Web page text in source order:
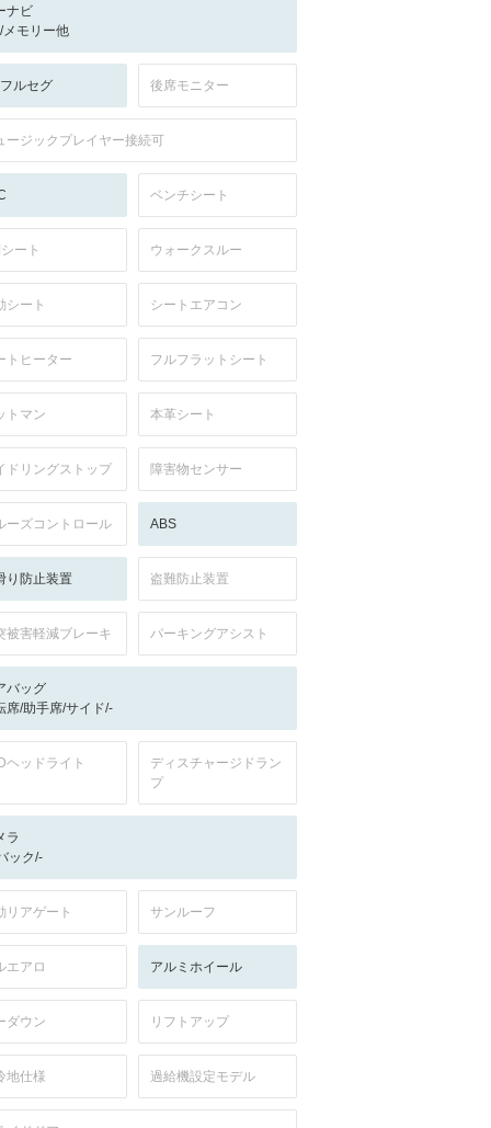
ナビ
メモリー他
ルセグ 後席モニター
ージックプレイヤー接続可
ベンチシート
ート ウォークスルー
シート シートエアコン
トヒーター フルフラットシート
トマン 本革シート
ドリングストップ 障害物センサー
ーズコントロール ABS
り防止装置 盗難防止装置
被害軽減ブレーキ パーキングアシスト
バッグ
席/助手席/サイド/-
ヘッドライト
ディスチャージドラン
プ
ラ
ック/-
リアゲート サンルーフ
エアロ アルミホイール
ダウン リフトアップ
地仕様 過給機設定モデル